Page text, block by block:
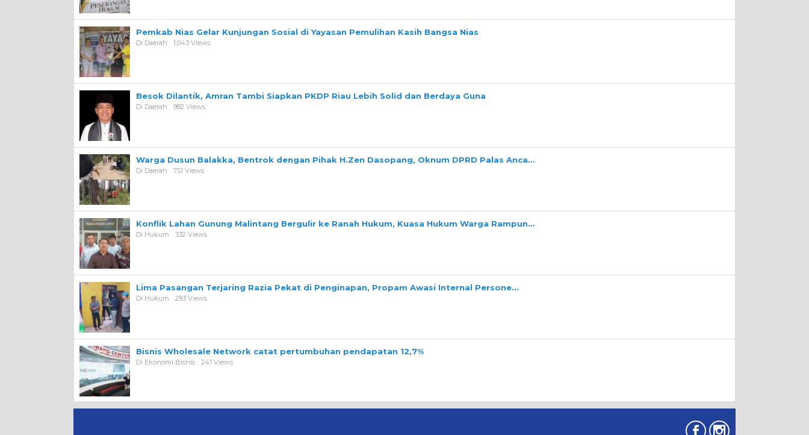
Pemkab Nias Gelar Kunjungan Sosial di Yayasan Pemulihan Kasih Bangsa Nias
Di Daerah 1,043 Views
Besok Dilantik, Amran Tambi Siapkan PKDP Riau Lebih Solid dan Berdaya Guna
Di Daerah 982 Views
Warga Dusun Balakka, Bentrok dengan Pihak H.Zen Dasopang, Oknum DPRD Palas Anca…
Di Daerah 751 Views
Konflik Lahan Gunung Malintang Bergulir ke Ranah Hukum, Kuasa Hukum Warga Rampun…
Di Hukum 332 Views
Lima Pasangan Terjaring Razia Pekat di Penginapan, Propam Awasi Internal Persone…
Di Hukum 293 Views
Bisnis Wholesale Network catat pertumbuhan pendapatan 12,7%
Di Ekonomi Bisnis 241 Views